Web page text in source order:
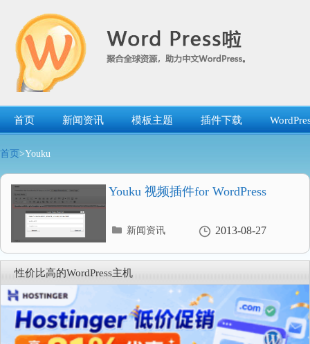
首页 新闻资讯 模板主题 插件下载
首页 >Youku
Youku 视频插件for WordPress
2013-08-27
分
录
新闻资讯
性价比高的WordPress主机